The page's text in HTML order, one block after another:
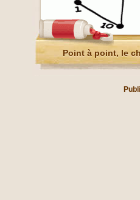
Point à point, le